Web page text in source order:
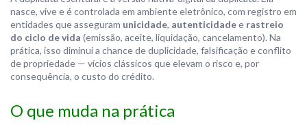
nasce, vive e é controlada em ambiente eletrônico, com registro em
entidades que asseguram unicidade, autenticidadee rastreio
do ciclo de vida (emissão, aceite, liquidação, cancelamento). Na
prática, isso diminui a chance de duplicidade, falsificação e conflito
de propriedade — vícios clássicos que elevam o risco e, por
consequência, o custo do crédito.
O que muda na prática